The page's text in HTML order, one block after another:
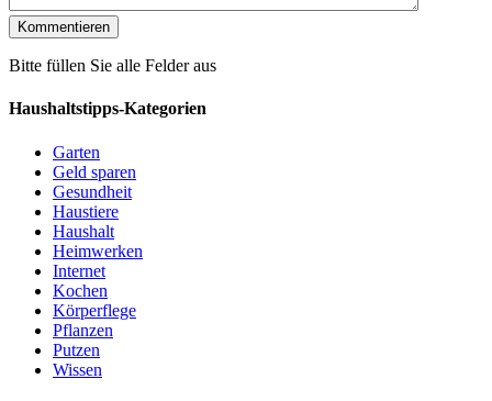
Bitte füllen Sie alle Felder aus
Haushaltstipps-Kategorien
Garten
Geld sparen
Gesundheit
Haustiere
Haushalt
Heimwerken
Internet
Kochen
Körperflege
Pflanzen
Putzen
Wissen